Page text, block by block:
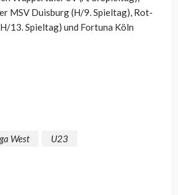
MSV Duisburg (H/9. Spieltag), Rot-
13. Spieltag) und Fortuna Köln
West U23